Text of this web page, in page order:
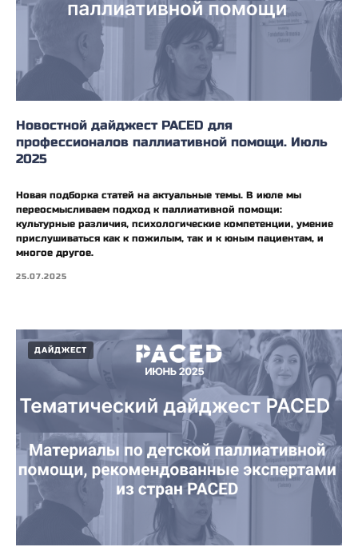
Новостной дайджест PACED для
профессионалов паллиативной помощи. Июль
2025
Новая подборка статей на актуальные темы. В июле мы
переосмысливаем подход к паллиативной помощи:
культурные различия, психологические компетенции, умение
прислушиваться как к пожилым, так и к юным пациентам, и
многое другое.
25.07.2025
ДАЙДЖЕСТ